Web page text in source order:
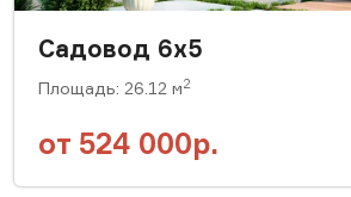
Садовод 6х5
Площадь: 26.12 м2
от 524 000р.